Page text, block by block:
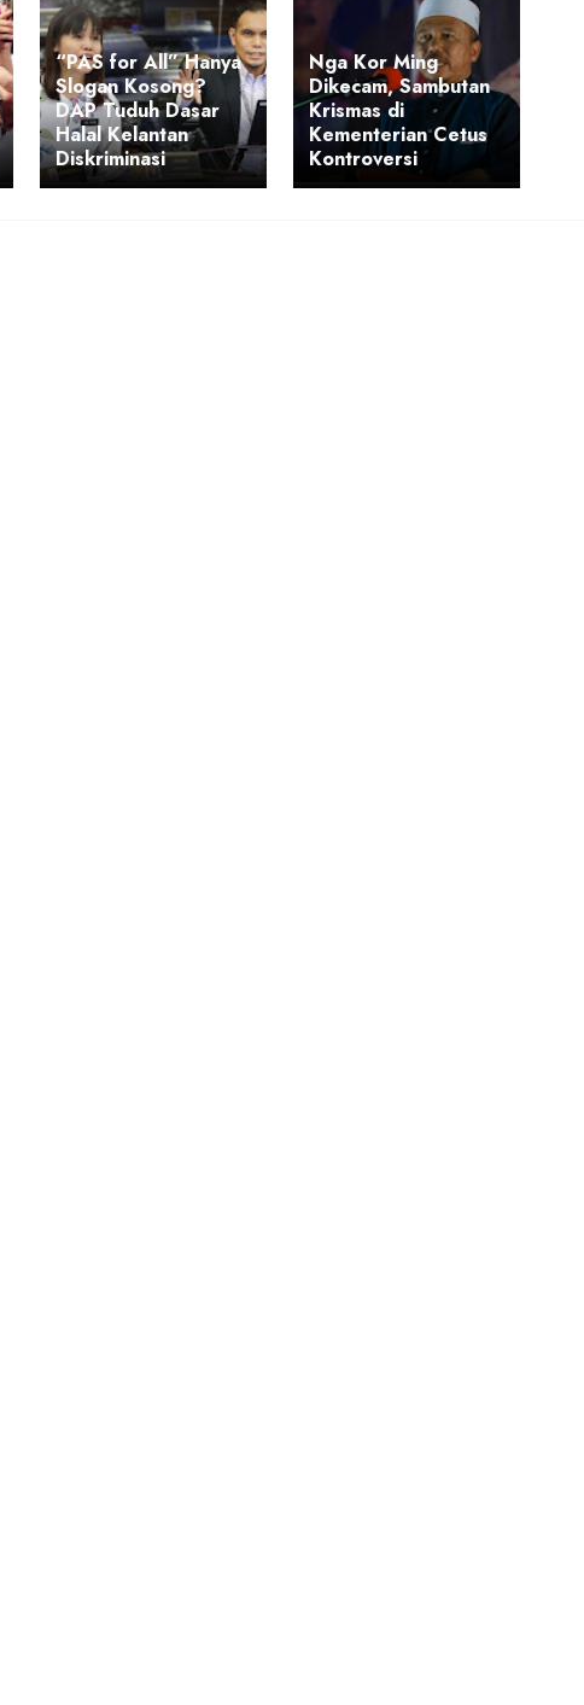
“PAS for All” Hanya
Slogan Kosong?
DAP Tuduh Dasar
Halal Kelantan
Diskriminasi
Nga Kor Ming
Dikecam, Sambutan
Krismas di
Kementerian Cetus
Kontroversi